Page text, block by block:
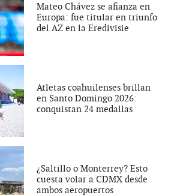
Mateo Chávez se afianza en
Europa: fue titular en triunfo
del AZ en la Eredivisie
Atletas coahuilenses brillan
en Santo Domingo 2026:
conquistan 24 medallas
¿Saltillo o Monterrey? Esto
cuesta volar a CDMX desde
ambos aeropuertos